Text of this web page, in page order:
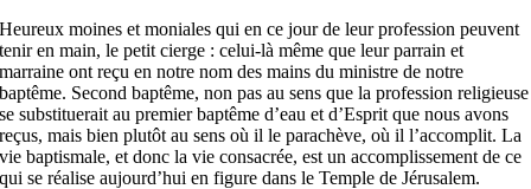
Heureux moines et moniales qui en ce jour de leur profession peuvent
tenir en main, le petit cierge : celui-là même que leur parrain et
marraine ont reçu en notre nom des mains du ministre de notre
baptême. Second baptême, non pas au sens que la profession religieuse
se substituerait au premier baptême d’eau et d’Esprit que nous avons
reçus, mais bien plutôt au sens où il le parachève, où il l’accomplit. La
vie baptismale, et donc la vie consacrée, est un accomplissement de ce
qui se réalise aujourd’hui en figure dans le Temple de Jérusalem.